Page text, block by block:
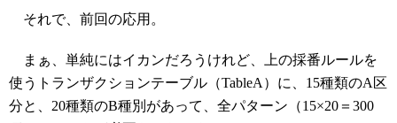
それで、前回の応用。
まぁ、単純にはイカンだろうけれど、上の採番ルールを
使うトランザクションテーブル（TableA）に、15種類のA区
分と、20種類のB種別があって、全パターン（15×20＝300